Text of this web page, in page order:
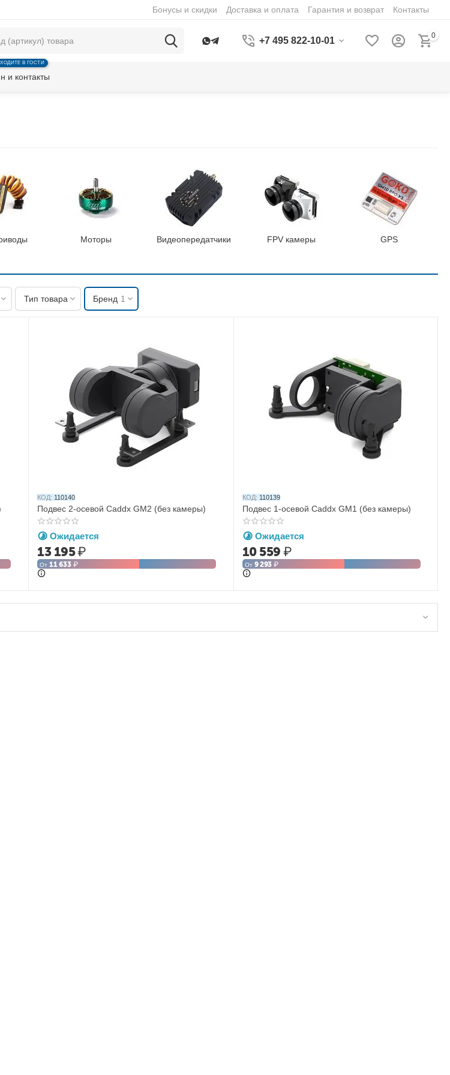
Бонусы и скидки Доставка и оплата Гарантия и возврат Контакты
+7 495 822-10-01 0
и контакты
В ГОСТИ
Моторы Видеопередатчики FPV камеры GPS
Тип товара Бренд 1
КОД: 110140
Подвес 2-осевой Caddx GM2 (без камеры)
Ожидается
13 195₽
От11 633 ₽
КОД: 110139
Подвес 1-осевой Caddx GM1 (без камеры)
Ожидается
10 559 ₽
От 9 293 ₽